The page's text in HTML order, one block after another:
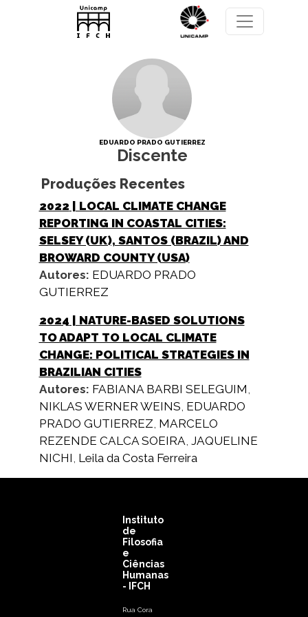
Pular para o conteúdo principal
EDUARDO PRADO GUTIERREZ
Discente
Produções Recentes
2022 | LOCAL CLIMATE CHANGE
REPORTING IN COASTAL CITIES:
SELSEY (UK), SANTOS (BRAZIL) AND
BROWARD COUNTY (USA)
Autores: EDUARDO PRADO
GUTIERREZ
2024 | NATURE-BASED SOLUTIONS
TO ADAPT TO LOCAL CLIMATE
CHANGE: POLITICAL STRATEGIES IN
BRAZILIAN CITIES
Autores: FABIANA BARBI SELEGUIM
NIKLAS WERNER WEINS EDUARDO
PRADO GUTIERREZ MARCELO
REZENDE CALCA SOEIRA JAQUELINE
NICHI Leila da Costa Ferreira
Instituto
de
Filosofia
e
Ciências
Humanas
- IFCH
Rua Cora